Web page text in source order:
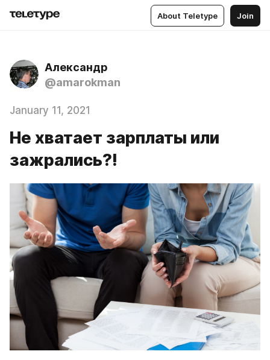
About Teletype Join
Александр
@amarokman
January 11, 2021
Не хватает зарплаты или
зажрались?!